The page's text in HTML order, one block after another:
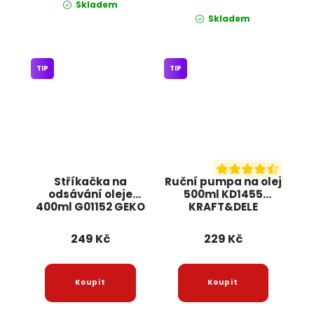
Skladem
Skladem
Stříkačka na
odsávání oleje
400ml G01152 GEKO
TIP
249 Kč
Ruční pumpa na olej
500ml KD1455
KRAFT&DELE
TIP
229 Kč